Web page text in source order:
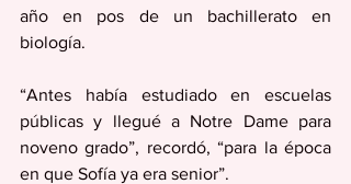
año en pos de un bachillerato en
biología.
“Antes había estudiado en escuelas
públicas y llegué a Notre Dame para
noveno grado”, recordó, “para la época
en que Sofía ya era senior”.